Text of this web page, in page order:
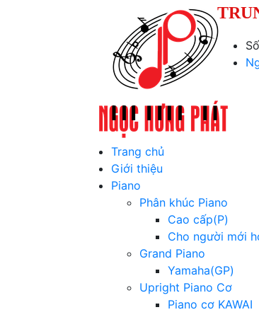
Trang chủ
Giới thiệu
Piano
Phân khúc Piano
Cao cấp(P)
Cho người mới
Grand Piano
Yamaha(GP)
Upright Piano Cơ
Piano cơ KAWAI